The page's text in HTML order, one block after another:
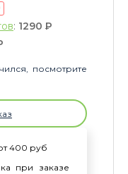
: 1290 P
посмотрите
400 руб
при заказе